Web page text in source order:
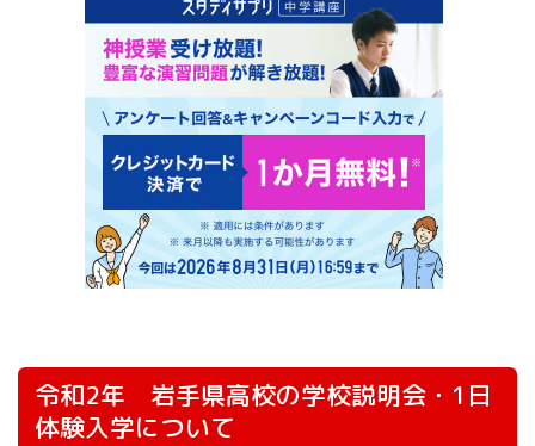
令和2年 岩手県高校の学校説明会・1日
体験入学について